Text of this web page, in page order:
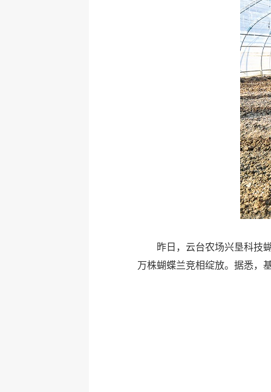
昨日，云台农场兴垦科技
万株蝴蝶兰竞相绽放。据悉，